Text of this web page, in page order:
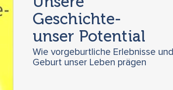
Geschichte-
unser Potential
Wie vorgeburtliche Erlebnisse und
Geburt unser Leben prägen